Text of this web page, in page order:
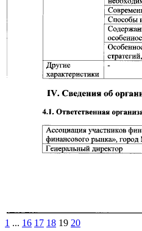
1 ... 16 17 18 19 20